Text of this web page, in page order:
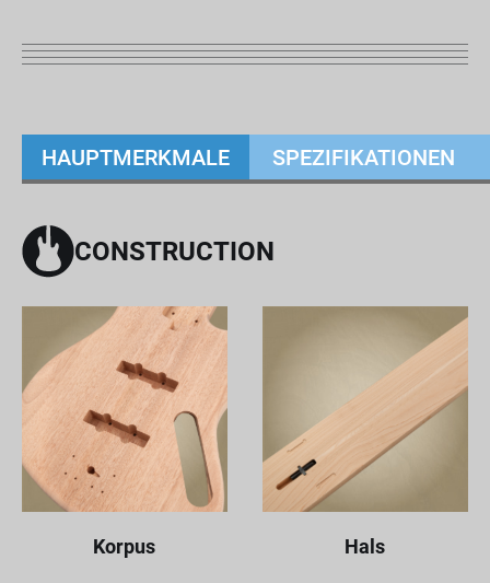
HAUPTMERKMALE SPEZIFIKATIONEN
CONSTRUCTION
Korpus Hals